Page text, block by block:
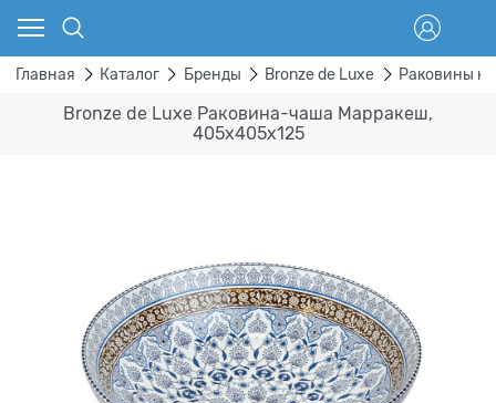
Главная Каталог Бренды Bronze de Luxe Раковины
Bronze de Luxe Раковина-чаша Марракеш,
405x405x125